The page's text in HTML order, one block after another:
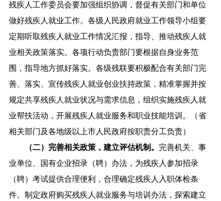
残疾人工作委员会要加强组织协调，督促有关部门和单位
做好残疾人就业工作。各级人民政府就业工作领导小组要
定期听取残疾人就业工作情况汇报，指导、推动残疾人就
业相关政策落实。各项行动负责部门要根据自身业务范
围，指导地方抓好落实。各级残联要积极配合有关部门完
善、落实、宣传残疾人就业创业扶持政策，精准掌握并按
规定共享残疾人就业状况与需求信息，组织实施残疾人就
业帮扶活动，开展残疾人就业服务和职业技能培训。（省
相关部门及各地级以上市人民政府按职责分工负责）
（二）完善相关政策，建立评估机制。 完善机关、事
业单位、国有企业招录（聘）办法，为残疾人参加招录
（聘）考试提供合理便利，合理确定残疾人入职体检条
件。制定政府购买残疾人就业服务与培训办法，探索建立